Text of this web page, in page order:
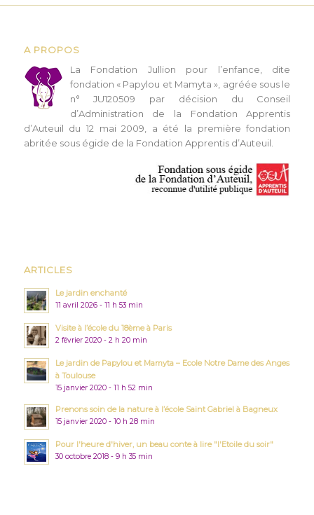
A PROPOS
L a Fondation Jullion pour l’enfance, dite
fondation « Papylou et Mamyta », agréée sous le
n° JU120509 par décision du Conseil
d’Administration de la Fondation Apprentis
d’Auteuil du 12 mai 2009, a été la première fondation
abritée sous égide de la Fondation Apprentis d’Auteuil.
ARTICLES
Le jardin enchanté
11 avril 2026 - 11 h 53 min
Visite à l’école du 18ème à Paris
2 février 2020 - 2 h 20 min
Le jardin de Papylou et Mamyta – Ecole Notre Dame des Anges
à Toulouse
15 janvier 2020 - 11 h 52 min
Prenons soin de la nature à l’école Saint Gabriel à Bagneux
15 janvier 2020 - 10 h 28 min
Pour l'heure d'hiver, un beau conte à lire "l'Etoile du soir"
30 octobre 2018 - 9 h 35 min